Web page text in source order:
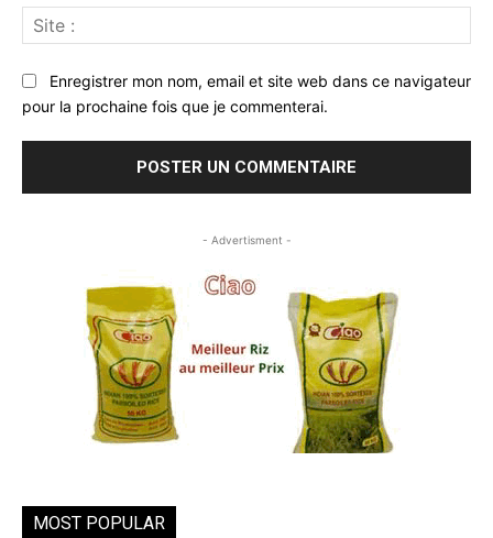
:
Enregistrer mon nom, email et site web dans ce navigateur
pour la prochaine fois que je commenterai.
- Advertisment -
MOST POPULAR